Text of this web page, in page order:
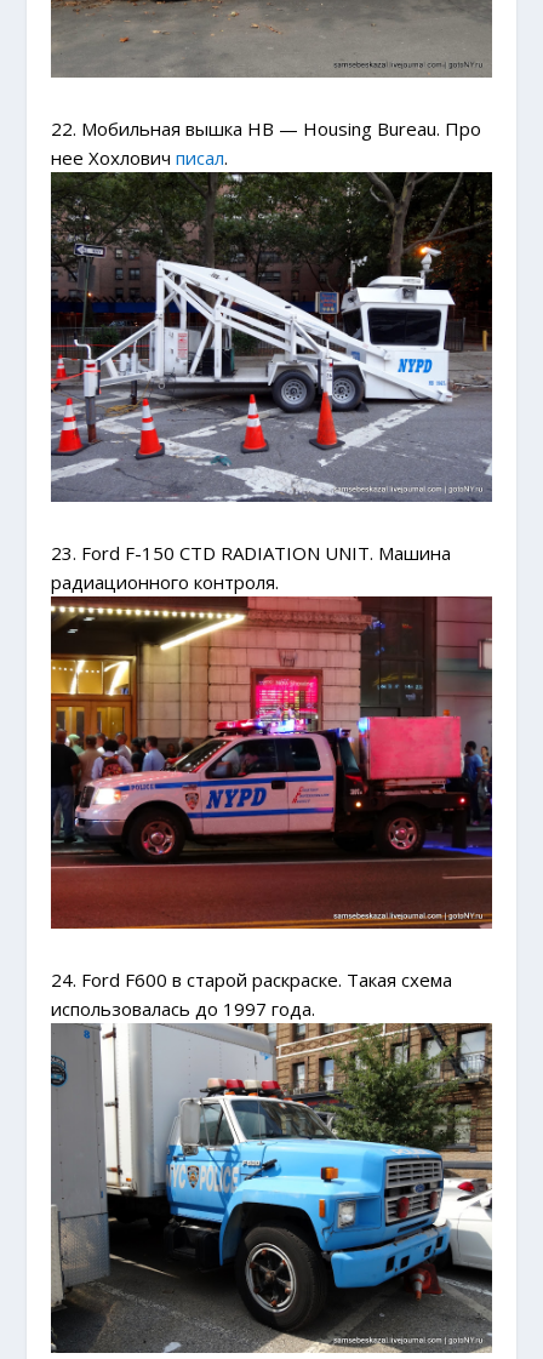
22. Мобильная вышка HB — Housing Bureau. Про
нее Хохловичписал.
23. Ford F-150 СТD RADIATION UNIT. Машина
радиационного контроля.
24. Ford F600 в старой раскраске. Такая схема
использовалась до 1997 года.